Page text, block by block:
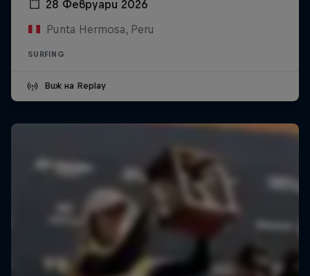
28 Февруари 2026
Punta Hermosa, Peru
SURFING
Виж на Replay